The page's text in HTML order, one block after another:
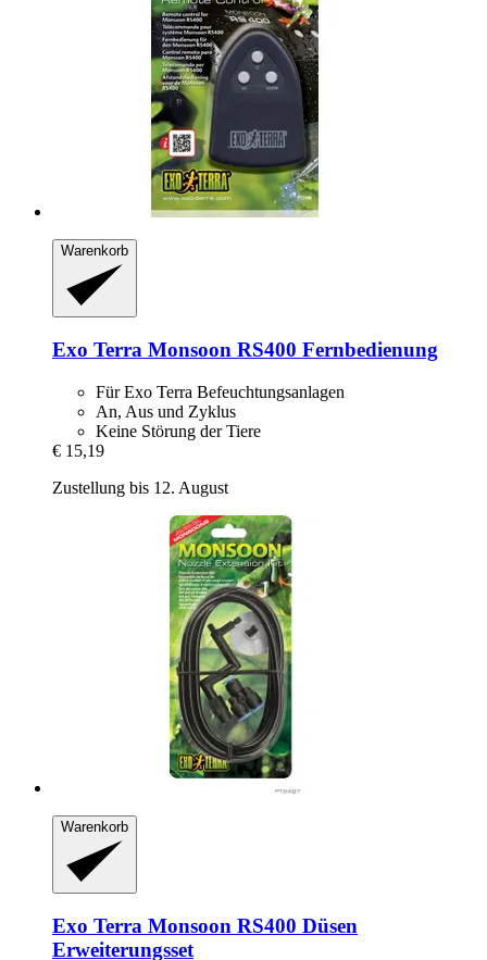
Warenkorb
Exo Terra Monsoon RS400 Fernbedienung
Für Exo Terra Befeuchtungsanlagen
An, Aus und Zyklus
Keine Störung der Tiere
€ 15,19
Zustellung bis 12. August
Warenkorb
Exo Terra Monsoon RS400 Düsen
Erweiterungsset